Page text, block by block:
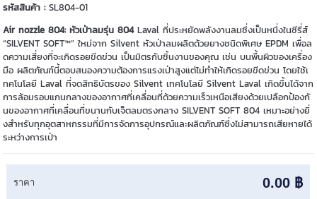
รหัสสินค้า :SL804-01
Air nozzle 804: หัวเป่าลมรุ่น 804Laval ที่ประหยัดพลังงานลมซึ่งเป็นหนึ่งในซีรี่ส์
“SILVENT SOFT™” ใหม่จาก Silvent หัวเป่าลมผลิตด้วยยางชนิดพิเศษ EPDM เพื่อล
ดความเสี่ยงที่จะเกิดรอยขีดข่วน เป็นมิตรกับชิ้นงานของคุณ เช่น บนพื้นผิวของเครื่อง
มือ ผลิตภัณฑ์นี้ตอบสนองความต้องการแรงเป่าสูงแต่ไม่ทำให้เกิดรอยขีดข่วน โดยใช้เ
ทคโนโลยี Laval ที่จดสิทธิบัตรของ Silvent เทคโนโลยี Silvent Laval เกิดขึ้นได้จาก
การล้อมรอบแกนกลางของอากาศที่เคลื่อนที่ด้วยความเร็วเหนือเสียงด้วยเปลือกป้องกั
นของอากาศที่เคลื่อนที่ขนานกับเจ็ตลมตรงกลาง SILVENT SOFT 804 เหมาะอย่างยิ่
งสำหรับทุกอุตสาหกรรมที่มีการจัดการอุปกรณ์และผลิตภัณฑ์ซึ่งไม่สามารถเสียหายได้
ระหว่างการเป่า
ราคา 0.00 ฿